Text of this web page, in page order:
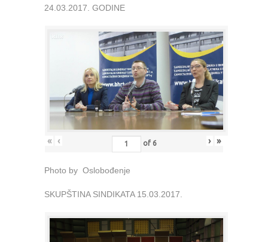
24.03.2017. GODINE
« ‹ of 6 › »
Photo by Oslobođenje
SKUPŠTINA SINDIKATA 15.03.2017.